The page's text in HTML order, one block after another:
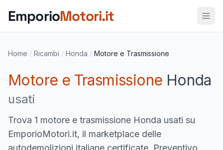
EmporioMotori.it
Home / Ricambi / Honda / Motore e Trasmissione
Motore e Trasmissione Honda
usati
Trova 1 motore e trasmissione Honda usati su
EmporioMotori.it, il marketplace delle
autodemolizioni italiane certificate. Preventivo